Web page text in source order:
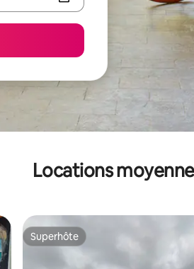
Locations
Superhôte
Superhôte